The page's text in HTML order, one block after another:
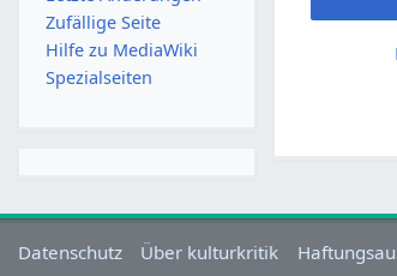
Zufällige Seite
Hilfe zu MediaWiki
Spezialseiten
Datenschutz Über kulturkritik